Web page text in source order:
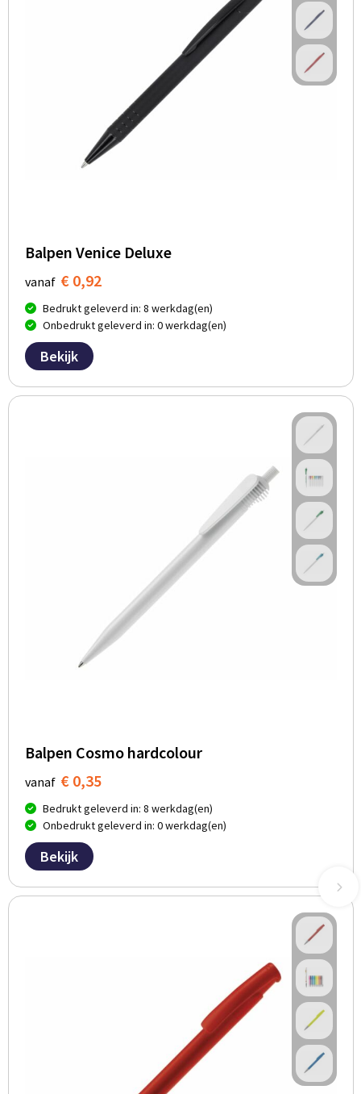
Balpen Venice Deluxe
vanaf € 0,92
Bedrukt geleverd in: 8 werkdag(en)
Onbedrukt geleverd in: 0 werkdag(en)
Bekijk
Balpen Cosmo hardcolour
vanaf € 0,35
Bedrukt geleverd in: 8 werkdag(en)
Onbedrukt geleverd in: 0 werkdag(en)
Bekijk